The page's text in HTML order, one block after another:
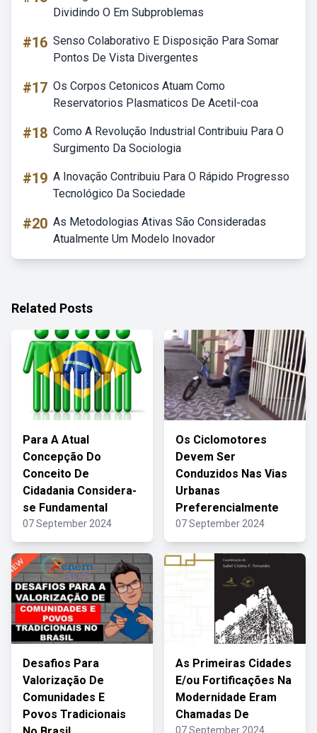
Dividindo O Em Subproblemas
#16 Senso Colaborativo E Disposição Para Somar
Pontos De Vista Divergentes
#17 Os Corpos Cetonicos Atuam Como
Reservatorios Plasmaticos De Acetil-coa
#18 Como A Revolução Industrial Contribuiu Para O
Surgimento Da Sociologia
#19 A Inovação Contribuiu Para O Rápido Progresso
Tecnológico Da Sociedade
#20 As Metodologias Ativas São Consideradas
Atualmente Um Modelo Inovador
Related Posts
Para A Atual
Concepção Do
Conceito De
Cidadania Considera-
se Fundamental
07 September 2024
Os Ciclomotores
Devem Ser
Conduzidos Nas Vias
Urbanas
Preferencialmente
07 September 2024
Desafios Para
Valorização De
Comunidades E
Povos Tradicionais
As Primeiras Cidades
E/ou Fortificações Na
Modernidade Eram
Chamadas De
07 September 2024